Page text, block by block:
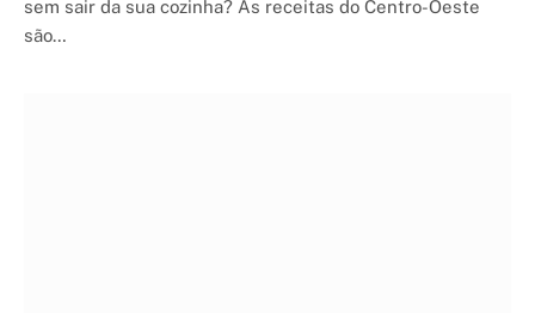
sem sair da sua cozinha? As receitas do Centro-Oeste
são…